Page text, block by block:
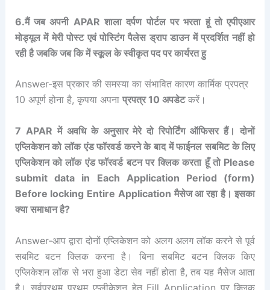
6.मैं जब अपनी APAR शाला दर्पण पोर्टल पर भरता हूं तो एपीएआर
मोड्यूल में मेरी पोस्ट एवं पोस्टिंग पैलेस ड्राप डाउन में प्रदर्शित नहीं हो
रही है जबकि जब कि में स्कूल के स्वीकृत पद पर कार्यरत हु
Answer-इस प्रकार की समस्या का संभावित कारण कार्मिक प्रपत्र
10 अपूर्ण होना है, कृपया अपना प्रपत्र 10 अपडेटकरें।
7 APAR में अवधि के अनुसार मेरे दो रिपोर्टिंग ऑफिसर हैं। दोनों
एप्लिकेशन को लॉक एंड फॉरवर्ड करने के बाद में फाईनल सबमिट के लिए
एप्लिकेशन को लॉक एंड फॉरवर्ड बटन पर क्लिक करता हूँ तो Please
submit data in Each Application Period (form)
Before locking Entire Application मैसेज आ रहा है। इसका
क्या समाधान है?
Answer-आप द्वारा दोनों एप्लिकेशन को अलग अलग लॉक करने से पूर्व
सबमिट बटन क्लिक करना है। बिना सबमिट बटन क्लिक किए
एप्लिकेशन लॉक से भरा हुआ डेटा सेव नहीं होता है, तब यह मैसेज आता
है। सर्वप्रथम प्रथम एप्लीकेशन हेतु Fill Application पर क्लिक